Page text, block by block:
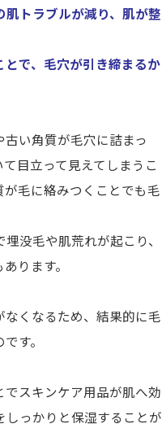
肌トラブルが減り、肌が整
とで、毛穴が引き締まるか
い角質が毛穴に詰まっ
目立って見えてしまうこ
毛に絡みつくことでも毛
没毛や肌荒れが起こり、
ります。
くなるため、結果的に毛
す。
スキンケア用品が肌へ効
っかりと保湿することが